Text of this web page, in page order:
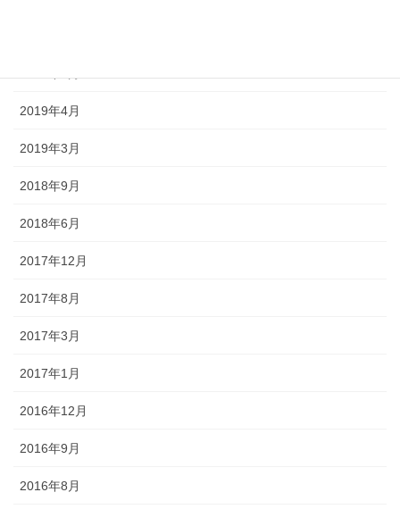
2019年4月
2019年3月
2018年9月
2018年6月
2017年12月
2017年8月
2017年3月
2017年1月
2016年12月
2016年9月
2016年8月